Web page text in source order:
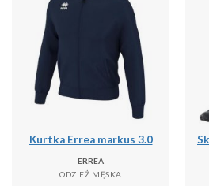
Kurtka Errea markus 3.0
ERREA
ODZIEŻ MĘSKA